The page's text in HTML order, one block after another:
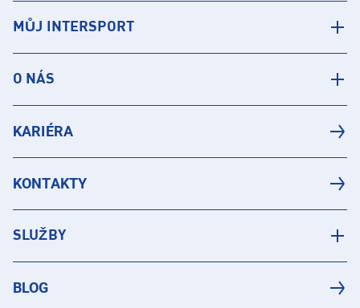
MŮJ INTERSPORT
O NÁS
KARIÉRA
KONTAKTY
SLUŽBY
BLOG